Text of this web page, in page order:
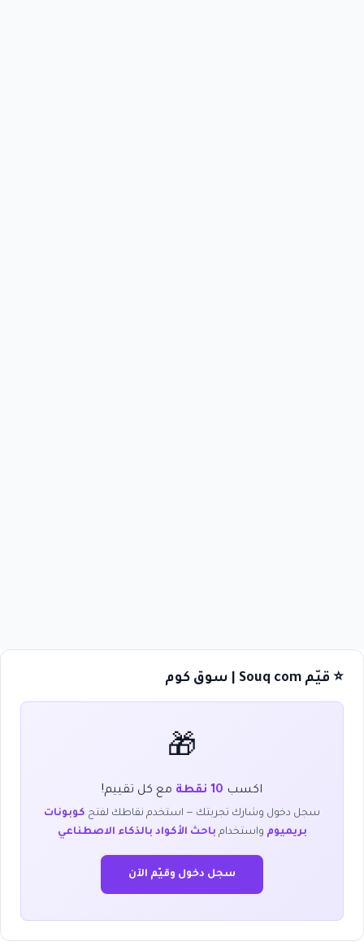
⭐ قيّم Souq com | سوق كوم
🎁
اكسب 10 نقطة مع كل تقييم!
سجل دخول وشارك تجربتك — استخدم نقاطك لفتح كوبونات
بريميوم واستخدام باحث الأكواد بالذكاء الاصطناعي
سجل دخول وقيّم الآن